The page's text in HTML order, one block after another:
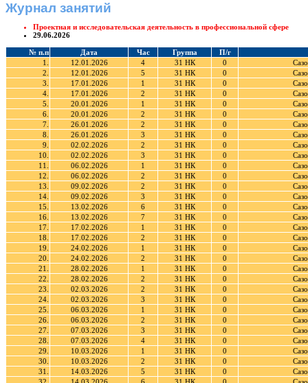
Журнал занятий
Проектная и исследовательская деятельность в профессиональной сфере
29.06.2026
№ п.п Дата Час Группа
П/г
1.
12.01.2026 4 31 НК 0
2.
12.01.2026 5 31 НК 0
3.
17.01.2026 1 31 НК 0
4.
17.01.2026 2 31 НК 0
5.
20.01.2026 1 31 НК 0
6.
20.01.2026 2 31 НК 0
7.
26.01.2026 2 31 НК 0
8.
26.01.2026 3 31 НК 0
9.
02.02.2026 2 31 НК 0
10.
02.02.2026 3 31 НК 0
11.
06.02.2026 1 31 НК 0
12.
06.02.2026 2 31 НК 0
13.
09.02.2026 2 31 НК 0
14.
09.02.2026 3 31 НК 0
15.
13.02.2026 6 31 НК 0
16.
13.02.2026 7 31 НК 0
17.
17.02.2026 1 31 НК 0
18.
17.02.2026 2 31 НК 0
19.
24.02.2026 1 31 НК 0
20.
24.02.2026 2 31 НК 0
21.
28.02.2026 1 31 НК 0
22.
28.02.2026 2 31 НК 0
23.
02.03.2026 2 31 НК 0
24.
02.03.2026 3 31 НК 0
25.
06.03.2026 1 31 НК 0
26.
06.03.2026 2 31 НК 0
27.
07.03.2026 3 31 НК 0
28.
07.03.2026 4 31 НК 0
29.
10.03.2026 1 31 НК 0
30.
10.03.2026 2 31 НК 0
31.
14.03.2026 5 31 НК 0